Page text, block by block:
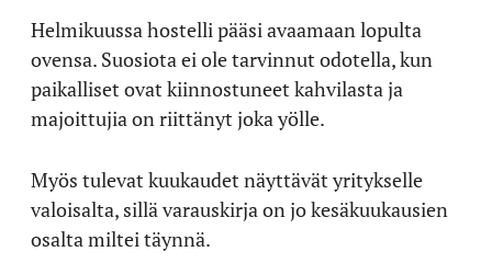
Helmikuussa hostelli pääsi avaamaan lopulta
ovensa. Suosiota ei ole tarvinnut odotella, kun
paikalliset ovat kiinnostuneet kahvilasta ja
majoittujia on riittänyt joka yölle.
Myös tulevat kuukaudet näyttävät yritykselle
valoisalta, sillä varauskirja on jo kesäkuukausien
osalta miltei täynnä.